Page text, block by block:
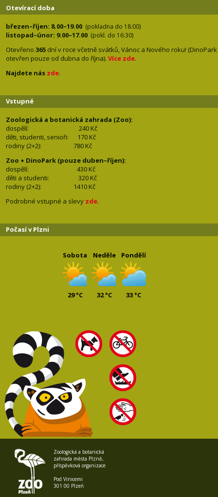
Otevírací doba
březen–říjen: 8.00–19.00 (pokladna do 18:00)
listopad–únor: 9.00–17.00 (pokl. do 16:30)
Otevřeno 365 dní v roce včetně svátků, Vánoc a Nového roku! (DinoPark
otevřen pouze od dubna do října). Více zde.
Najdete nás zde.
Vstupné
Zoologická a botanická zahrada (Zoo):
dospělí:
240 Kč
děti, studenti, senioři: 170 Kč
rodiny (2+2): 780 Kč
Zoo + DinoPark (pouze duben–říjen):
dospělí: 430 Kč
děti a studenti: 320 Kč
rodiny (2+2): 1410 Kč
Podrobné vstupné a slevy zde.
Počasí v Plzni
Sobota
29 °C
Neděle
32 °C
Pondělí
33 °C
Zoologická a botanická
zahrada města Plzně,
příspěvková organizace
Pod Vinicemi
301 00 Plzeň